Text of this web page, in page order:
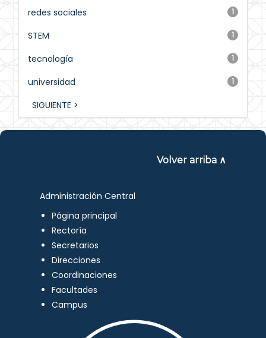
1
redes sociales
1
STEM
1
tecnología
1
universidad
SIGUIENTE >
Volver arriba ∧
Administración Central
Página principal
Rectoría
Secretarios
Direcciones
Coordinaciones
Facultades
Campus